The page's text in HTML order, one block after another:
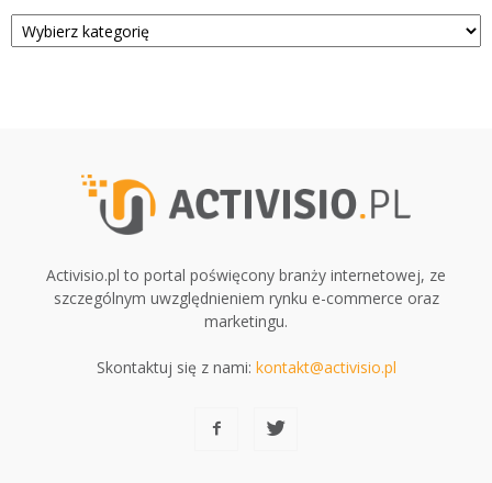
Kategorie
Activisio.pl to portal poświęcony branży internetowej, ze
szczególnym uwzględnieniem rynku e-commerce oraz
marketingu.
Skontaktuj się z nami: kontakt@activisio.pl